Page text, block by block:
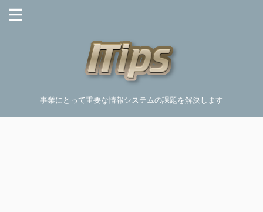
事業にとって重要な情報システムの課題を解決します